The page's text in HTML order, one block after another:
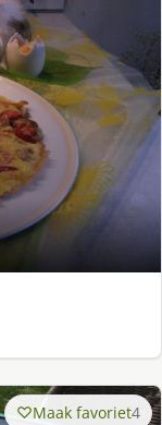
Maak favoriet4